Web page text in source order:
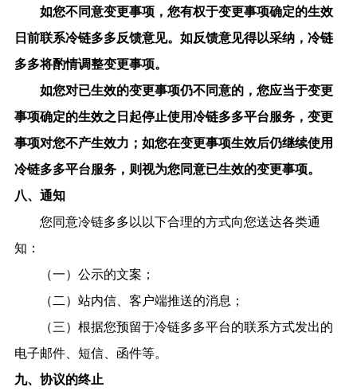
如您不同意变更事项，您有权于变更事项确定的生效
日前联系冷链多多反馈意见。如反馈意见得以采纳， 冷链
多多将酌情调整变更事项。
如您对已生效的变更事项仍不同意的，您应当于变更
事项确定的生效之日起停止使用冷链多多平台服务，变更
事项对您不产生效力；如您在变更事项生效后仍继续使用
冷链多多平台服务，则视为您同意已生效的变更事项。
八、通知
您同意冷链多多以以下合理的方式向您送达各类通
知：
（一）公示的文案；
（二）站内信、客户端推送的消息；
（三）根据您预留于冷链多多平台的联系方式发出的
电子邮件、短信、函件等。
九、协议的终止